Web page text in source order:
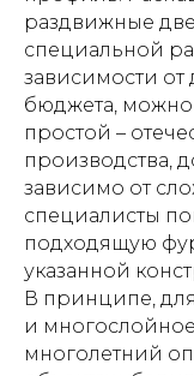
раздвижные
специальной
зависимости от
бюджета, можно
простой –
производства,
зависимо от
специалисты
подходящую
указанной
В принципе,
и
многолетний